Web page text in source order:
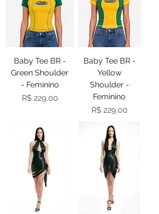
Baby Tee BR -
Green Shoulder
- Feminino
Preço
R$ 229,00
Baby Tee BR -
Yellow
Shoulder -
Feminino
Preço
R$ 229,00